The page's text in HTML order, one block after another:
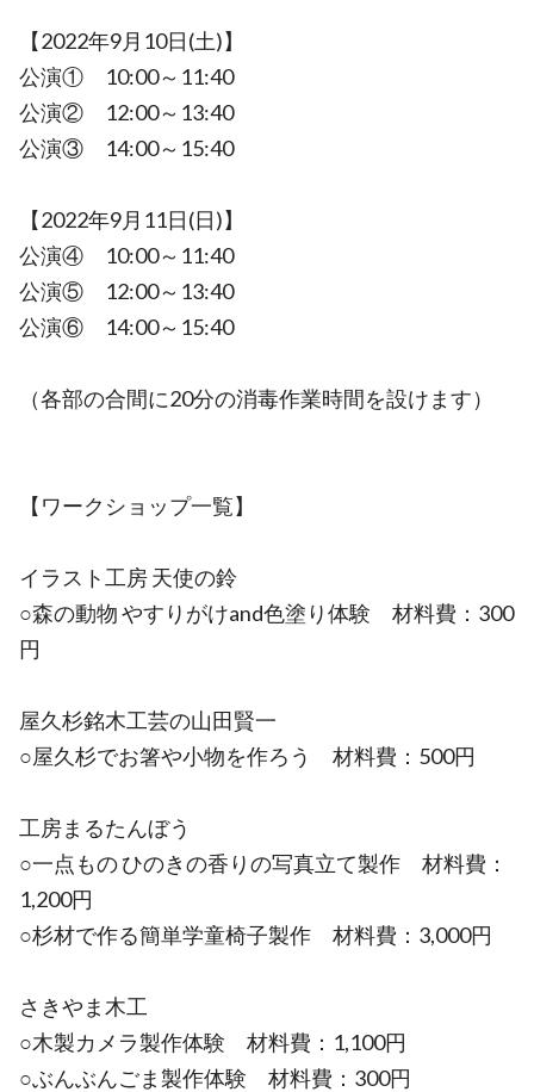
【2022年9月10日(土)】
公演① 10:00～11:40
公演② 12:00～13:40
公演③ 14:00～15:40
【2022年9月11日(日)】
公演④ 10:00～11:40
公演⑤ 12:00～13:40
公演⑥ 14:00～15:40
（各部の合間に20分の消毒作業時間を設けます）
【ワークショップ一覧】
イラスト工房 天使の鈴
○森の動物 やすりがけand色塗り体験 材料費：300
円
屋久杉銘木工芸の山田賢一
○屋久杉でお箸や小物を作ろう 材料費：500円
工房まるたんぼう
○一点もの ひのきの香りの写真立て製作 材料費：
1,200円
○杉材で作る簡単学童椅子製作 材料費：3,000円
さきやま木工
○木製カメラ製作体験 材料費：1,100円
○ぶんぶんごま製作体験 材料費：300円